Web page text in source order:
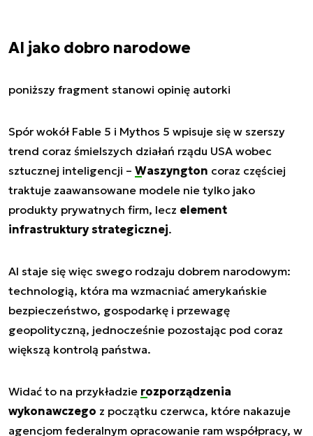
AI jako dobro narodowe
poniższy fragment stanowi opinię autorki
Spór wokół Fable 5 i Mythos 5 wpisuje się w szerszy
trend coraz śmielszych działań rządu USA wobec
sztucznej inteligencji – Waszyngton coraz częściej
traktuje zaawansowane modele nie tylko jako
produkty prywatnych firm, lecz element
infrastruktury strategicznej.
AI staje się więc swego rodzaju dobrem narodowym:
technologią, która ma wzmacniać amerykańskie
bezpieczeństwo, gospodarkę i przewagę
geopolityczną, jednocześnie pozostając pod coraz
większą kontrolą państwa.
Widać to na przykładzie rozporządzenia
wykonawczego z początku czerwca, które nakazuje
agencjom federalnym opracowanie ram współpracy, w